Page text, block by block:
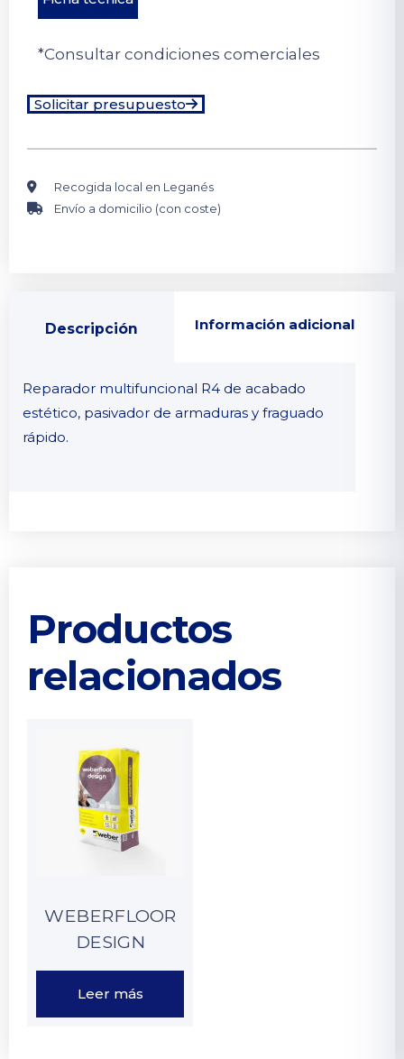
*Consultar condiciones comerciales
Solicitar presupuesto
Recogida local en Leganés
Envío a domicilio (con coste)
Descripción Información adicional
Reparador multifuncional R4 de acabado
estético, pasivador de armaduras y fraguado
rápido.
Productos
relacionados
WEBERFLOOR
DESIGN
Leer más